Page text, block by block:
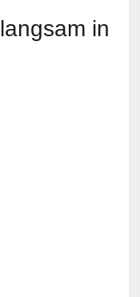
in